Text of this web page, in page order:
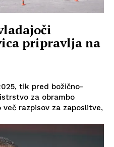
pripravlja na
tik pred božično-
za obrambo
več razpisov za zaposlitve,